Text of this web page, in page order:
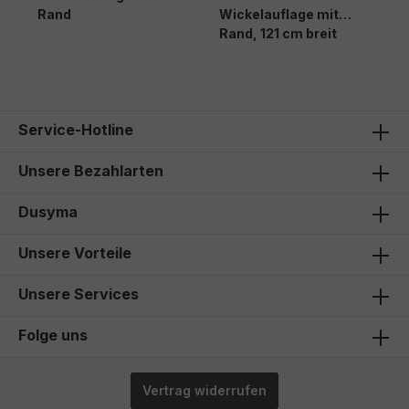
Rand
Wickelauflage mit
Rand, 121 cm breit
Service-Hotline
Unsere Bezahlarten
Dusyma
Unsere Vorteile
Unsere Services
Folge uns
Vertrag widerrufen